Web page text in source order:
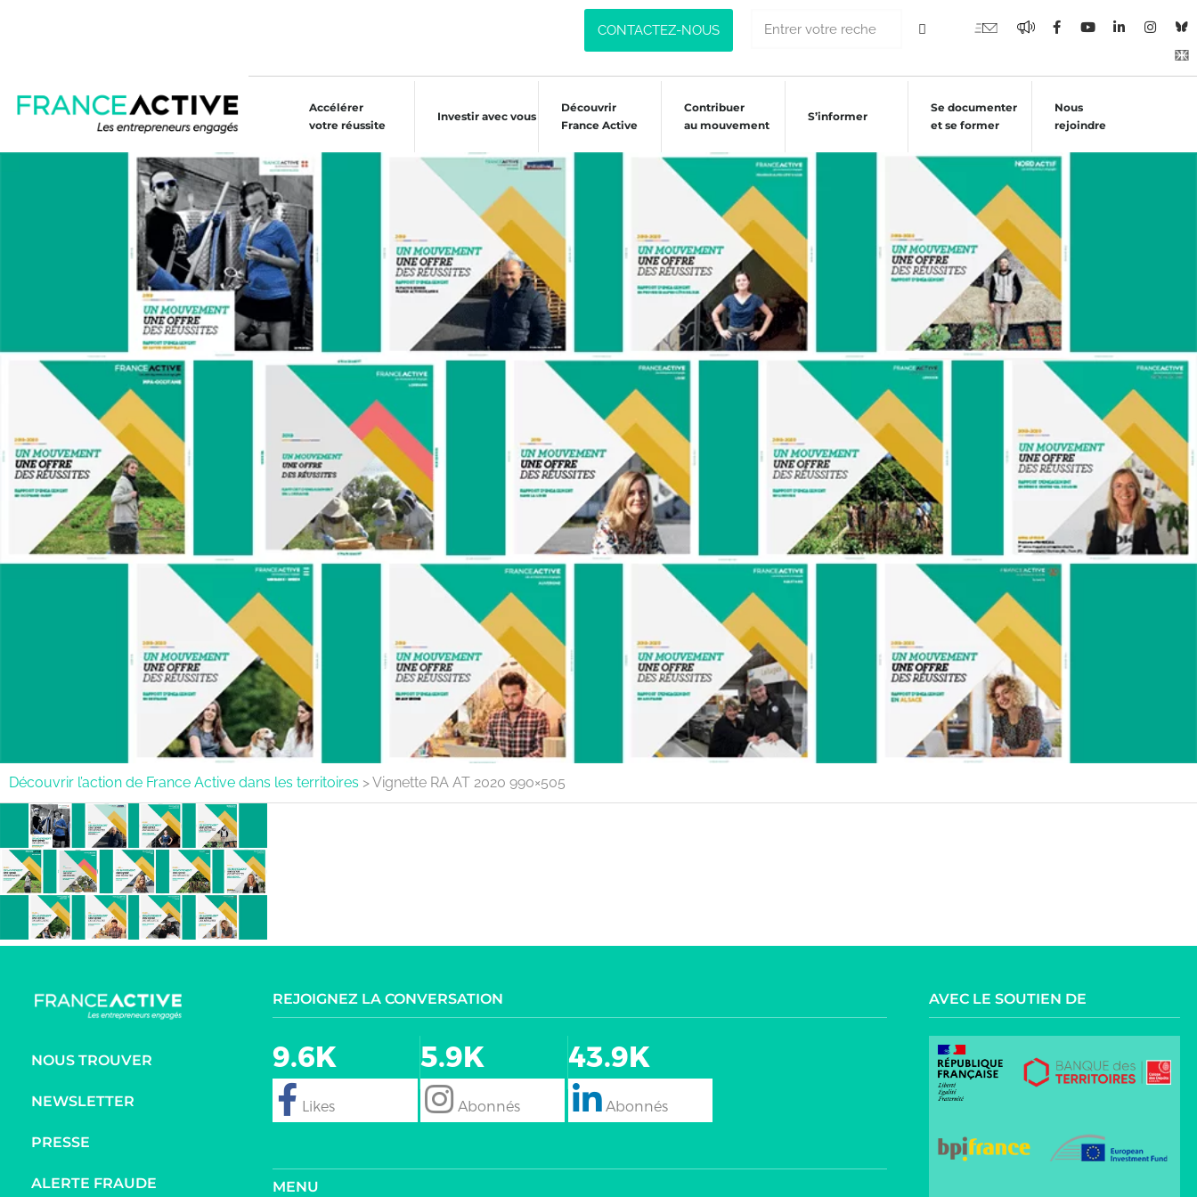
CONTACTEZ-NOUS
Accélérer
votre réussite
Investir avec vous
Découvrir
France Active
Contribuer
au mouvement
S’informer
Se documenter
et se former
Nous
rejoindre
Découvrir l’action de France Active dans les territoires >Vignette RA AT 2020 990×505
NOUS TROUVER
NEWSLETTER
PRESSE
ALERTE FRAUDE
REJOIGNEZ LA CONVERSATION
9.6K
follow
5.9K
follow
43.9K
Follow
MENU
AVEC LE SOUTIEN DE